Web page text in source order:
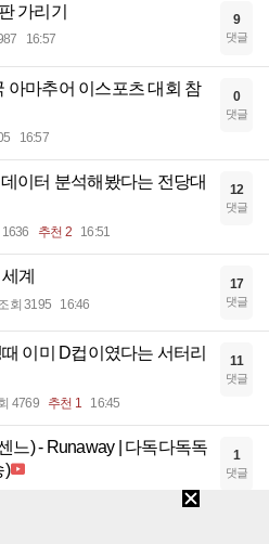
가리기
16:57
9
댓글
아마추어 이스포츠 대회 참
16:57
0
댓글
이터 분석해봤다는 전당대
추천 2 16:51
12
댓글
계
회 3195 16:46
17
댓글
이미 D컵이였다는 서터리
4769 추천 1 16:45
11
댓글
느) - Runaway | 다독다독독
)
1
댓글